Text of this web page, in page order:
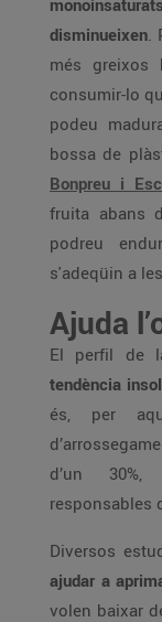
disminueixen.
més greixos
consumir-lo
podeu
bossa de
Bonpreu i
fruita abans
podreu
s'adeqüin a
Ajuda
El perfil de
tendència
és, per
d’un 30%,
responsables
Diversos
ajudar a
volen baixar